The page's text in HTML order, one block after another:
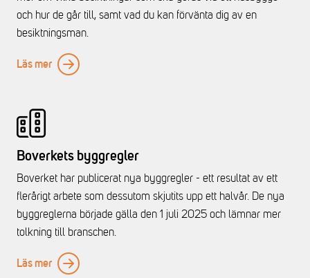
och hur de går till, samt vad du kan förvänta dig av en
besiktningsman.
Läs mer
Boverkets byggregler
Boverket har publicerat nya byggregler - ett resultat av ett
flerårigt arbete som dessutom skjutits upp ett halvår. De nya
byggreglerna började gälla den 1 juli 2025 och lämnar mer
tolkning till branschen.
Läs mer